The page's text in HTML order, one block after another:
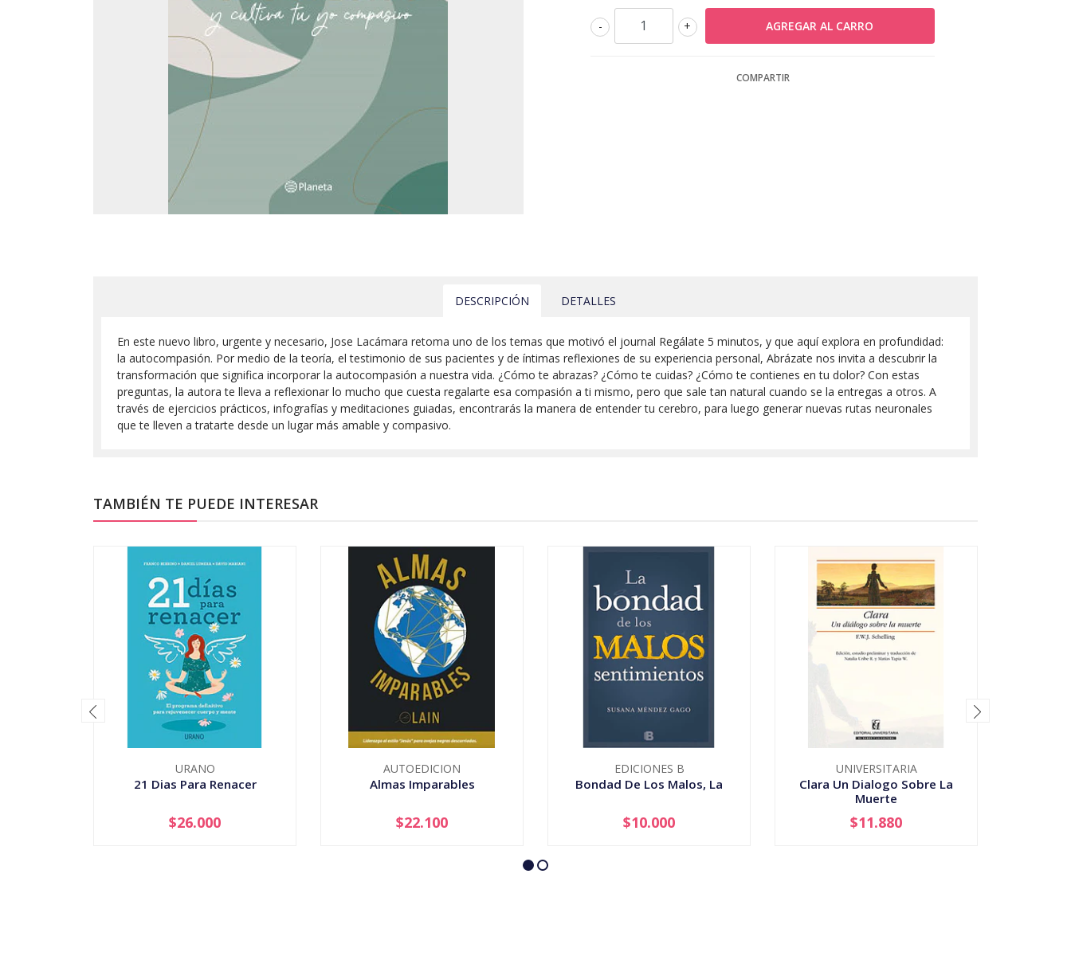
+
-
COMPARTIR
DESCRIPCIÓN DETALLES
En este nuevo libro, urgente y necesario, Jose Lacámara retoma uno de los temas que motivó el journal Regálate 5 minutos, y que aquí explora en profundidad:
la autocompasión. Por medio de la teoría, el testimonio de sus pacientes y de íntimas reflexiones de su experiencia personal, Abrázate nos invita a descubrir la
transformación que significa incorporar la autocompasión a nuestra vida. ¿Cómo te abrazas? ¿Cómo te cuidas? ¿Cómo te contienes en tu dolor? Con estas
preguntas, la autora te lleva a reflexionar lo mucho que cuesta regalarte esa compasión a ti mismo, pero que sale tan natural cuando se la entregas a otros. A
través de ejercicios prácticos, infografías y meditaciones guiadas, encontrarás la manera de entender tu cerebro, para luego generar nuevas rutas neuronales
que te lleven a tratarte desde un lugar más amable y compasivo.
TAMBIÉN TE PUEDE INTERESAR
URANO
21 Dias Para Renacer
+
$26.000
AUTOEDICION
Almas Imparables
+
$22.100
EDICIONES B
Bondad De Los Malos, La
+
$10.000
UNIVERSITARIA
Clara Un Dialogo Sobre La
Muerte
+
$11.880